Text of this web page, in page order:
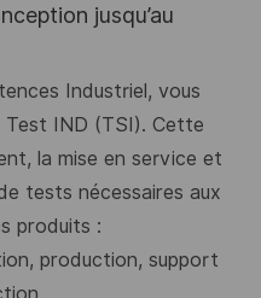
jusqu’au
Industriel, vous
Test IND (TSI). Cette
la mise en service et
tests nécessaires aux
produits :
production, support